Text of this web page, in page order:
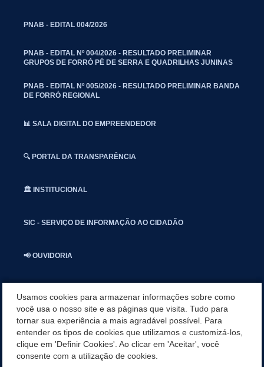
PNAB - EDITAL 004/2026
PNAB - EDITAL Nº 004/2026 - RESULTADO PRELIMINAR
GRUPOS DE FORRÓ PÉ DE SERRA E QUADRILHAS JUNINAS
PNAB - EDITAL Nº 005/2026 - RESULTADO PRELIMINAR BANDA
DE FORRÓ REGIONAL
📊 SALA DIGITAL DO EMPREENDEDOR
🔍 PORTAL DA TRANSPARÊNCIA
🏛️ INSTITUCIONAL
SIC - SERVIÇO DE INFORMAÇÃO AO CIDADÃO
📢 OUVIDORIA
📱🩺 SAUDE CONECTADA
🎭 UMBUZEIRO NOTÍCIAS
Usamos cookies para armazenar informações sobre como
você usa o nosso site e as páginas que visita. Tudo para
tornar sua experiência a mais agradável possível. Para
entender os tipos de cookies que utilizamos e customizá-los,
clique em 'Definir Cookies'. Ao clicar em 'Aceitar', você
consente com a utilização de cookies.